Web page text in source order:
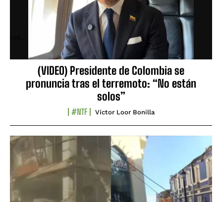
(VIDEO) Presidente de Colombia se
pronuncia tras el terremoto: “No están
solos”
#NTF Víctor Loor Bonilla